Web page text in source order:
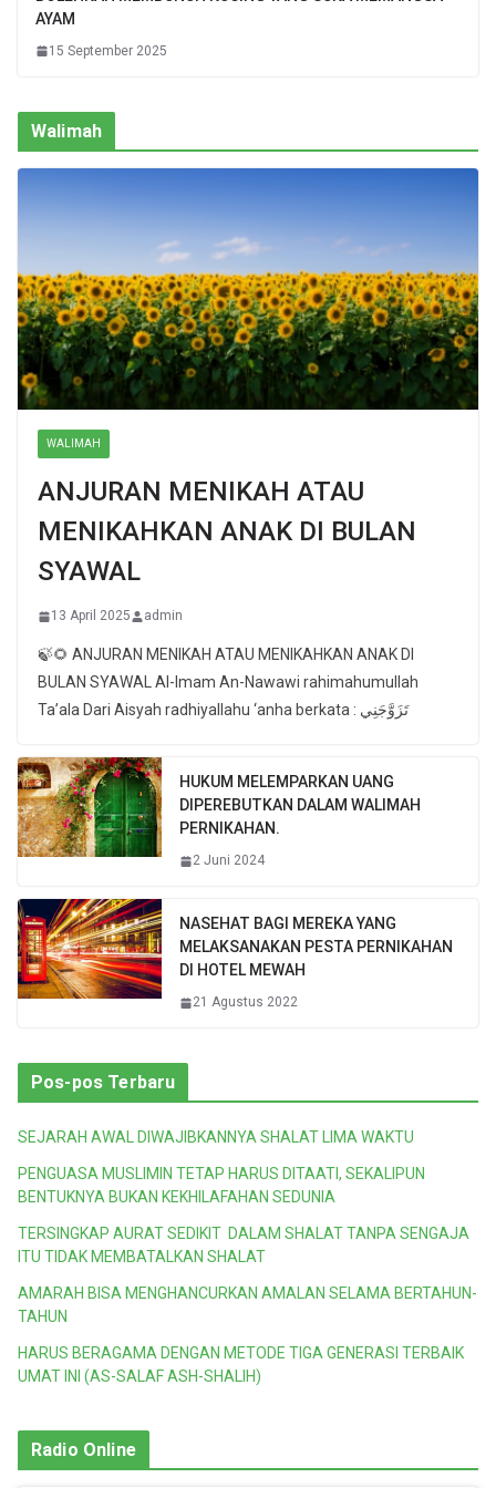
AYAM
15 September 2025
Walimah
WALIMAH
ANJURAN MENIKAH ATAU
MENIKAHKAN ANAK DI BULAN
SYAWAL
13 April 2025 admin
🍃🌻 ANJURAN MENIKAH ATAU MENIKAHKAN ANAK DI
BULAN SYAWAL Al-Imam An-Nawawi rahimahumullah
Ta’ala Dari Aisyah radhiyallahu ‘anha berkata : تَزَوَّجَنِي
HUKUM MELEMPARKAN UANG
DIPEREBUTKAN DALAM WALIMAH
PERNIKAHAN.
2 Juni 2024
NASEHAT BAGI MEREKA YANG
MELAKSANAKAN PESTA PERNIKAHAN
DI HOTEL MEWAH
21 Agustus 2022
Pos-pos Terbaru
SEJARAH AWAL DIWAJIBKANNYA SHALAT LIMA WAKTU
PENGUASA MUSLIMIN TETAP HARUS DITAATI, SEKALIPUN
BENTUKNYA BUKAN KEKHILAFAHAN SEDUNIA
TERSINGKAP AURAT SEDIKIT DALAM SHALAT TANPA SENGAJA
ITU TIDAK MEMBATALKAN SHALAT
AMARAH BISA MENGHANCURKAN AMALAN SELAMA BERTAHUN-
TAHUN
HARUS BERAGAMA DENGAN METODE TIGA GENERASI TERBAIK
UMAT INI (AS-SALAF ASH-SHALIH)
Radio Online